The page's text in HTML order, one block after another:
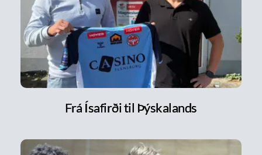
Frá Ísafirði til Þýskalands